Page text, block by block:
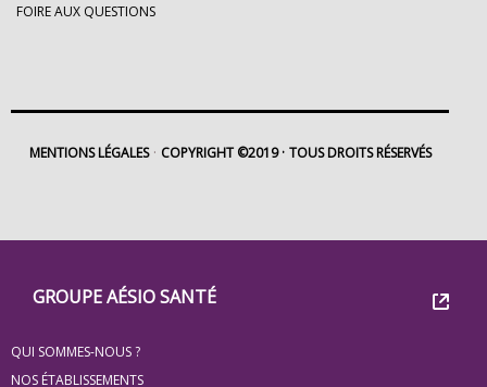
Groupe
Eovi
pour
GROUPE AÉSIO SANTÉ
QUI SOMMES-NOUS ?
NOS ÉTABLISSEMENTS
FOIRE AUX QUESTIONS
MENTIONS LÉGALES COPYRIGHT ©2019 TOUS DROITS RÉSERVÉS